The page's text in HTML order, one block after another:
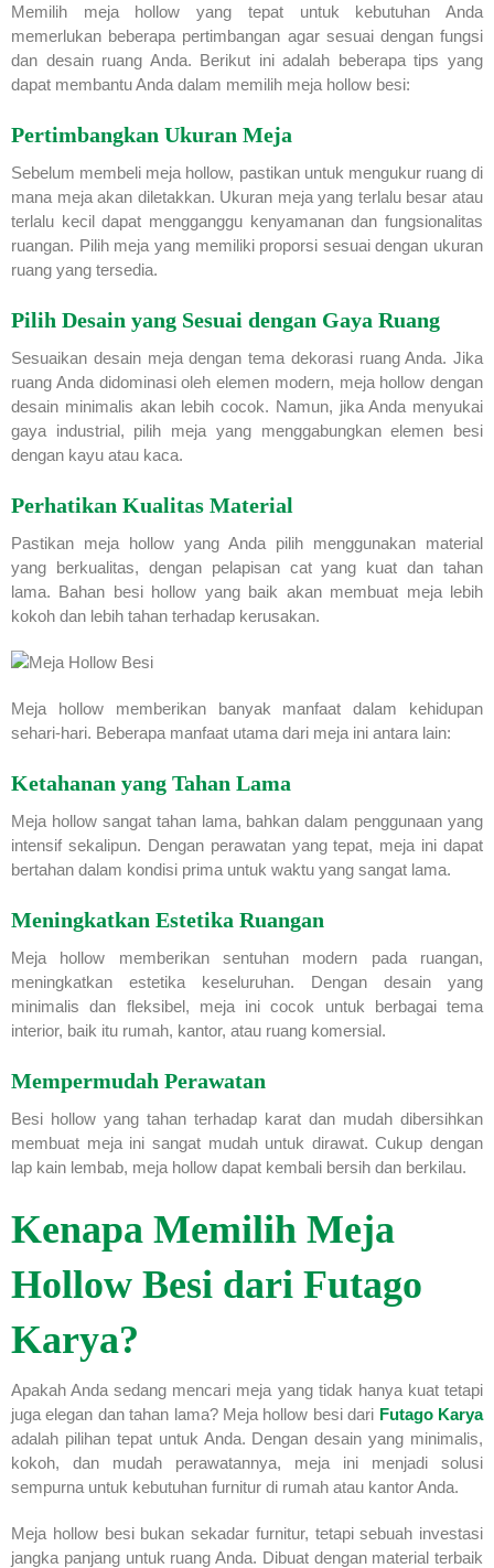
Memilih meja hollow yang tepat untuk kebutuhan Anda
memerlukan beberapa pertimbangan agar sesuai dengan fungsi
dan desain ruang Anda. Berikut ini adalah beberapa tips yang
dapat membantu Anda dalam memilih meja hollow besi:
Pertimbangkan Ukuran Meja
Sebelum membeli meja hollow, pastikan untuk mengukur ruang di
mana meja akan diletakkan. Ukuran meja yang terlalu besar atau
terlalu kecil dapat mengganggu kenyamanan dan fungsionalitas
ruangan. Pilih meja yang memiliki proporsi sesuai dengan ukuran
ruang yang tersedia.
Pilih Desain yang Sesuai dengan Gaya Ruang
Sesuaikan desain meja dengan tema dekorasi ruang Anda. Jika
ruang Anda didominasi oleh elemen modern, meja hollow dengan
desain minimalis akan lebih cocok. Namun, jika Anda menyukai
gaya industrial, pilih meja yang menggabungkan elemen besi
dengan kayu atau kaca.
Perhatikan Kualitas Material
Pastikan meja hollow yang Anda pilih menggunakan material
yang berkualitas, dengan pelapisan cat yang kuat dan tahan
lama. Bahan besi hollow yang baik akan membuat meja lebih
kokoh dan lebih tahan terhadap kerusakan.
Meja hollow memberikan banyak manfaat dalam kehidupan
sehari-hari. Beberapa manfaat utama dari meja ini antara lain:
Ketahanan yang Tahan Lama
Meja hollow sangat tahan lama, bahkan dalam penggunaan yang
intensif sekalipun. Dengan perawatan yang tepat, meja ini dapat
bertahan dalam kondisi prima untuk waktu yang sangat lama.
Meningkatkan Estetika Ruangan
Meja hollow memberikan sentuhan modern pada ruangan,
meningkatkan estetika keseluruhan. Dengan desain yang
minimalis dan fleksibel, meja ini cocok untuk berbagai tema
interior, baik itu rumah, kantor, atau ruang komersial.
Mempermudah Perawatan
Besi hollow yang tahan terhadap karat dan mudah dibersihkan
membuat meja ini sangat mudah untuk dirawat. Cukup dengan
lap kain lembab, meja hollow dapat kembali bersih dan berkilau.
Kenapa Memilih Meja
Hollow Besi dari Futago
Karya?
Apakah Anda sedang mencari meja yang tidak hanya kuat tetapi
juga elegan dan tahan lama? Meja hollow besi dari Futago Karya
adalah pilihan tepat untuk Anda. Dengan desain yang minimalis,
kokoh, dan mudah perawatannya, meja ini menjadi solusi
sempurna untuk kebutuhan furnitur di rumah atau kantor Anda.
Meja hollow besi bukan sekadar furnitur, tetapi sebuah investasi
jangka panjang untuk ruang Anda. Dibuat dengan material terbaik